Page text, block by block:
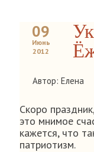
09
Июнь
2012
Автор: Елена
Скоро
это мнимое
кажется, что
патриотизм.